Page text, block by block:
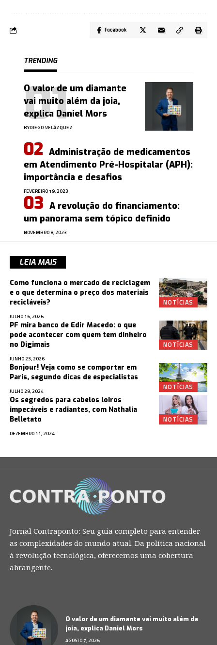
Facebook
TRENDING
O valor de um diamante
vai muito além da joia,
explica Daniel Mors
BYDIEGO VELÁZQUEZ
Administração de medicamentos
em Atendimento Pré-Hospitalar (APH):
importância e desafios
FEVEREIRO 19, 2023
A revolução do financiamento:
um panorama sem tópico definido
NOVEMBRO 8, 2023
LEIA MAIS
NOTÍCIAS
Como funciona o mercado de reciclagem
e o que determina o preço dos materiais
recicláveis?
JULHO 16, 2026
NOTÍCIAS
PF mira banco de Edir Macedo: o que
pode acontecer com quem tem dinheiro
no Digimais
JUNHO 23, 2026
NOTÍCIAS
Bonjour! Veja como se comportar em
Paris, segundo dicas de especialistas
JULHO 29, 2024
NOTÍCIAS
Os segredos para cabelos loiros
impecáveis e radiantes, com Nathalia
Belletato
DEZEMBRO 11, 2024
Jornal Contraponto: Seu guia completo para entender
as complexidades do mundo atual. Da política nacional
à revolução tecnológica, oferecemos uma cobertura
abrangente.
O valor de um diamante vai muito além da
joia, explica Daniel Mors
AGOSTO 7, 2026